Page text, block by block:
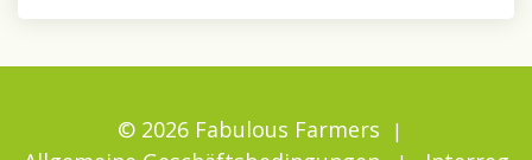
© 2026 Fabulous Farmers